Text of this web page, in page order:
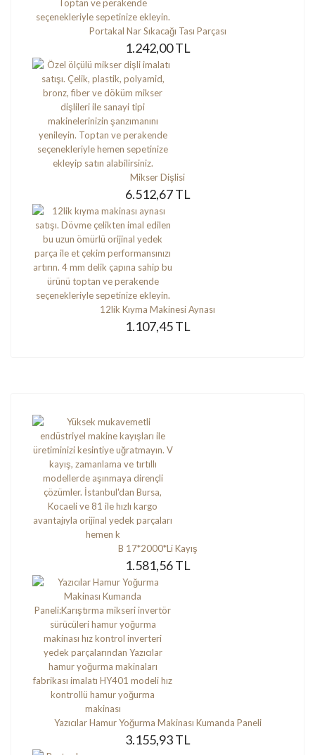
Portakal Nar Sıkacağı Tası Parçası
1.242,00 TL
Mikser Dişlisi
6.512,67 TL
12lik Kıyma Makinesi Aynası
1.107,45 TL
B 17*2000*Li Kayış
1.581,56 TL
Yazıcılar Hamur Yoğurma Makinası Kumanda Paneli
3.155,93 TL